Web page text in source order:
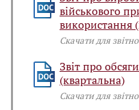
військового
використання
Скачати для
Звіт про
(квартальна)
Скачати для